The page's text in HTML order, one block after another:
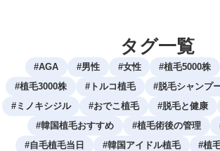
タグ一覧
#AGA #男性 #女性 #植毛5000株
#植毛3000株 #トルコ植毛 #脱毛シャンプ
#ミノキシジル #おでこ植毛 #脱毛と健康
#韓国植毛おすすめ #植毛術後の管理
#自毛植毛当日 #韓国アイドル植毛 #植